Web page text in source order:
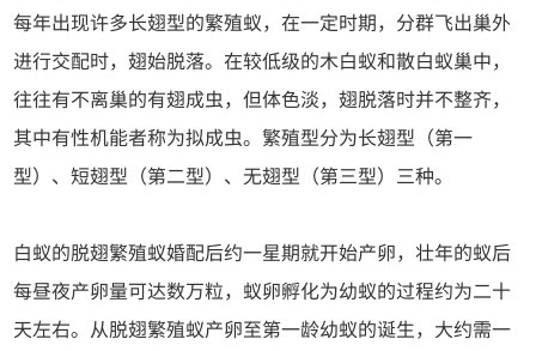
每年出现许多长翅型的繁殖蚁，在一定时期，分群飞出巢外
进行交配时，翅始脱落。在较低级的木白蚁和散白蚁巢中，
往往有不离巢的有翅成虫，但体色淡，翅脱落时并不整齐，
其中有性机能者称为拟成虫。繁殖型分为长翅型（第一
型）、短翅型（第二型）、无翅型（第三型）三种。
白蚁的脱翅繁殖蚁婚配后约一星期就开始产卵，壮年的蚁后
每昼夜产卵量可达数万粒，蚁卵孵化为幼蚁的过程约为二十
天左右。从脱翅繁殖蚁产卵至第一龄幼蚁的诞生，大约需一